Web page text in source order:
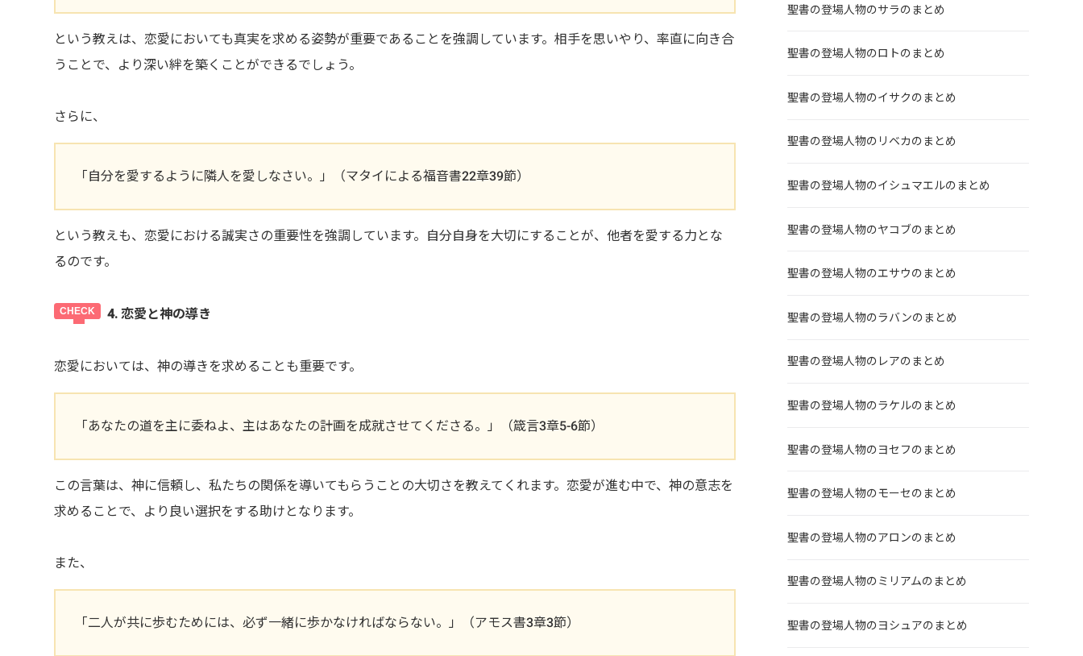
という教えは、恋愛においても真実を求める姿勢が重要であることを強調しています。相手を思いやり、率直に向き合
うことで、より深い絆を築くことができるでしょう。
さらに、
「自分を愛するように隣人を愛しなさい。」（マタイによる福音書22章39節）
という教えも、恋愛における誠実さの重要性を強調しています。自分自身を大切にすることが、他者を愛する力とな
るのです。
4. 恋愛と神の導き
恋愛においては、神の導きを求めることも重要です。
「あなたの道を主に委ねよ、主はあなたの計画を成就させてくださる。」（箴言3章5-6節）
この言葉は、神に信頼し、私たちの関係を導いてもらうことの大切さを教えてくれます。恋愛が進む中で、神の意志を
求めることで、より良い選択をする助けとなります。
また、
「二人が共に歩むためには、必ず一緒に歩かなければならない。」（アモス書3章3節）
聖書の登場人物のサラのまとめ
聖書の登場人物のロトのまとめ
聖書の登場人物のイサクのまとめ
聖書の登場人物のリベカのまとめ
聖書の登場人物のイシュマエルのまとめ
聖書の登場人物のヤコブのまとめ
聖書の登場人物のエサウのまとめ
聖書の登場人物のラバンのまとめ
聖書の登場人物のレアのまとめ
聖書の登場人物のラケルのまとめ
聖書の登場人物のヨセフのまとめ
聖書の登場人物のモーセのまとめ
聖書の登場人物のアロンのまとめ
聖書の登場人物のミリアムのまとめ
聖書の登場人物のヨシュアのまとめ